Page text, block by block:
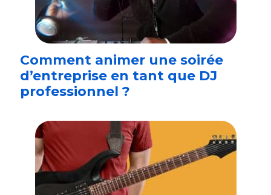
Comment animer une soirée
d’entreprise en tant que DJ
professionnel ?